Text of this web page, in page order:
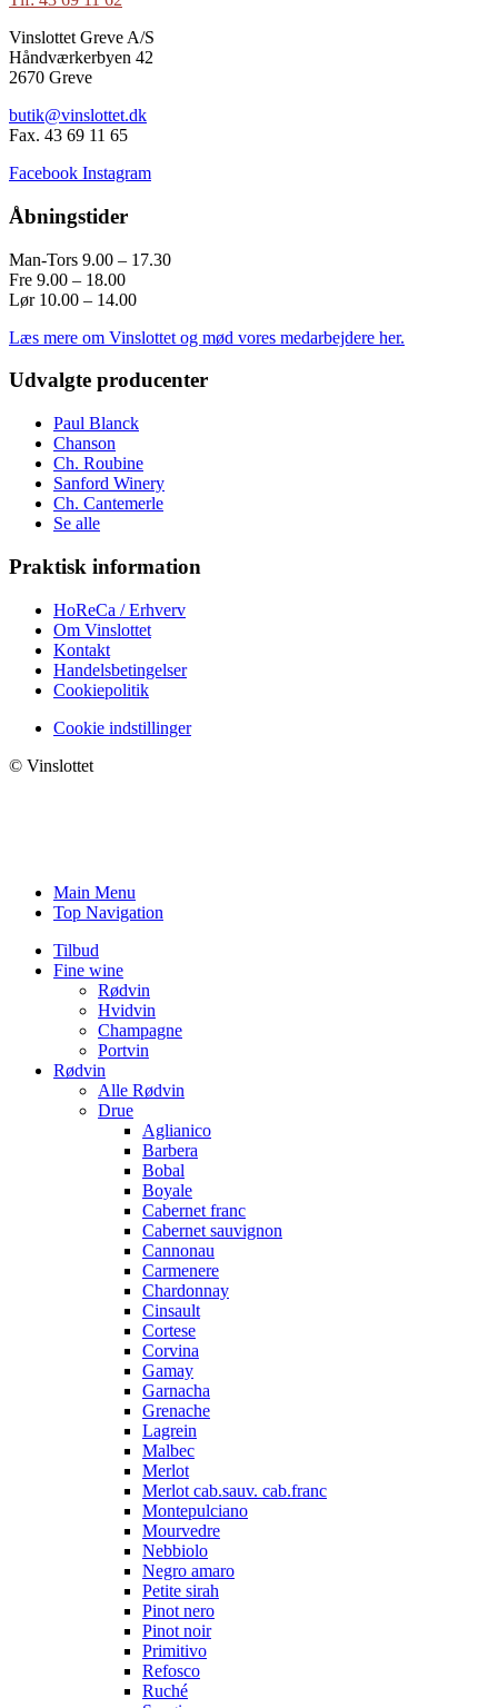
Vinslottet Greve A/S
Håndværkerbyen 42
2670 Greve
butik@vinslottet.dk
Fax. 43 69 11 65
Facebook Instagram
Åbningstider
Man-Tors 9.00 – 17.30
Fre 9.00 – 18.00
Lør 10.00 – 14.00
Læs mere om Vinslottet og mød vores medarbejdere her.
Udvalgte producenter
Paul Blanck
Chanson
Ch. Roubine
Sanford Winery
Ch. Cantemerle
Se alle
Praktisk information
HoReCa / Erhverv
Om Vinslottet
Kontakt
Handelsbetingelser
Cookiepolitik
Cookie indstillinger
© Vinslottet
Main Menu
Top Navigation
Tilbud
Fine wine
Rødvin
Hvidvin
Champagne
Portvin
Rødvin
Alle Rødvin
Drue
Aglianico
Barbera
Bobal
Boyale
Cabernet franc
Cabernet sauvignon
Cannonau
Carmenere
Chardonnay
Cinsault
Cortese
Corvina
Gamay
Garnacha
Grenache
Lagrein
Malbec
Merlot
Merlot cab.sauv. cab.franc
Montepulciano
Mourvedre
Nebbiolo
Negro amaro
Petite sirah
Pinot nero
Pinot noir
Primitivo
Refosco
Ruché